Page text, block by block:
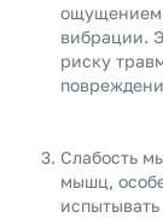
ощущением
вибрации.
риску
Слабость
мышц,